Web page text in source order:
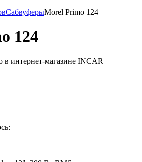
СабвуферыMorel Primo 124
124